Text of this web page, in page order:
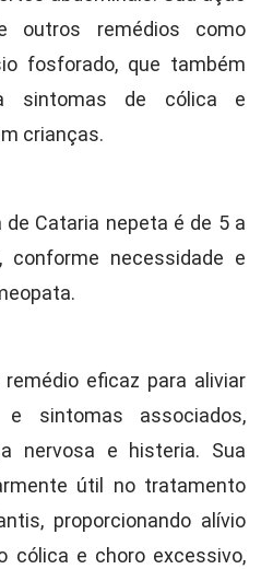
outros remédios como
fosforado, que também
sintomas de cólica e
crianças.
Cataria nepeta é de 5 a
necessidade e
eficaz para aliviar
e sintomas associados,
nervosa e histeria. Sua
útil no tratamento
proporcionando alívio
cólica e choro excessivo,